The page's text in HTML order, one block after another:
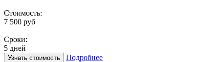
Стоимость:
7 500 руб
Сроки:
5 дней
Узнать стоимость
Подробнее